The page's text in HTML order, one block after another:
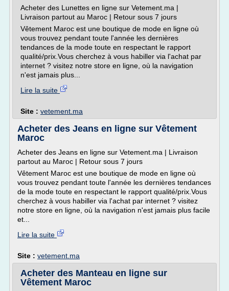
Acheter des Lunettes en ligne sur Vetement.ma |
Livraison partout au Maroc | Retour sous 7 jours
Vêtement Maroc est une boutique de mode en ligne où
vous trouvez pendant toute l'année les dernières
tendances de la mode toute en respectant le rapport
qualité/prix.Vous cherchez à vous habiller via l'achat par
internet ? visitez notre store en ligne, où la navigation
n'est jamais plus...
Lire la suite
Site : vetement.ma
Acheter des Jeans en ligne sur Vêtement
Maroc
Acheter des Jeans en ligne sur Vetement.ma | Livraison
partout au Maroc | Retour sous 7 jours
Vêtement Maroc est une boutique de mode en ligne où
vous trouvez pendant toute l'année les dernières tendances
de la mode toute en respectant le rapport qualité/prix.Vous
cherchez à vous habiller via l'achat par internet ? visitez
notre store en ligne, où la navigation n'est jamais plus facile
et...
Lire la suite
Site : vetement.ma
Acheter des Manteau en ligne sur
Vêtement Maroc